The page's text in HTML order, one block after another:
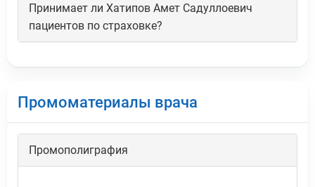
Принимает ли Хатипов Амет Садуллоевич
пациентов по страховке?
Промоматериалы врача
Промополиграфия